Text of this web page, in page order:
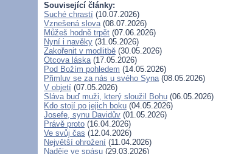
Související články:
Suché chrastí (10.07.2026)
Vznešená slova(08.07.2026)
Můžeš hodně trpět (07.06.2026)
Nyní i navěky (31.05.2026)
Zakořenit v modlitbě (30.05.2026)
Otcova láska(17.05.2026)
Pod Božím pohledem (14.05.2026)
Přimluv se za nás u svého Syna(08.05.2026)
V objetí (07.05.2026)
Sláva buď muži, který sloužil Bohu (06.05.2026)
Kdo stojí po jejich boku (04.05.2026)
Josefe, synu Davidův (01.05.2026)
Právě proto (16.04.2026)
Ve svůj čas (12.04.2026)
Největší ohrožení (11.04.2026)
Naděje ve spásu (29.03.2026)